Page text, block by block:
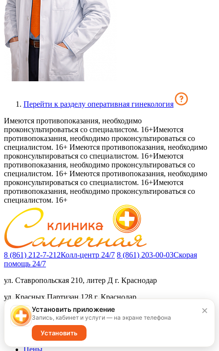
Перейти к разделу оперативная гинекология
Имеются противопоказания, необходимо
проконсультироваться со специалистом. 16+Имеются
противопоказания, необходимо проконсультироваться со
специалистом. 16+ Имеются противопоказания, необходимо
проконсультироваться со специалистом. 16+Имеются
противопоказания, необходимо проконсультироваться со
специалистом. 16+ Имеются противопоказания, необходимо
проконсультироваться со специалистом. 16+Имеются
противопоказания, необходимо проконсультироваться со
специалистом. 16+
8 (861) 212-7-212Колл-центр 24/7 8 (861) 203-00-03Скорая
помощь 24/7
ул. Ставропольская 210, литер Д г. Краснодар
ул. Красных Партизан 128г. Краснодар
Заказать звонок
Пациенту
Услуги
Цены
Установить приложение
Запись, кабинет и услуги — на экране телефона
Установить
×